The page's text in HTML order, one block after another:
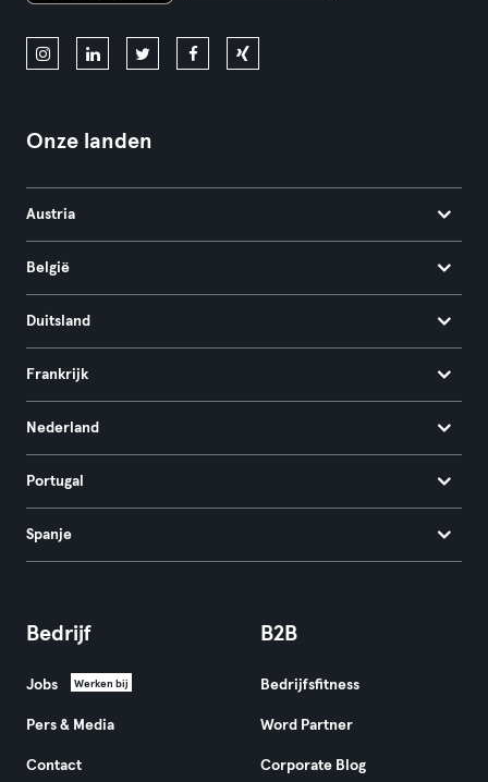
Onze landen
Austria
België
Duitsland
Frankrijk
Nederland
Portugal
Spanje
Bedrijf
Jobs Werken bij
Pers & Media
Contact
B2B
Bedrijfsfitness
Word Partner
Corporate Blog